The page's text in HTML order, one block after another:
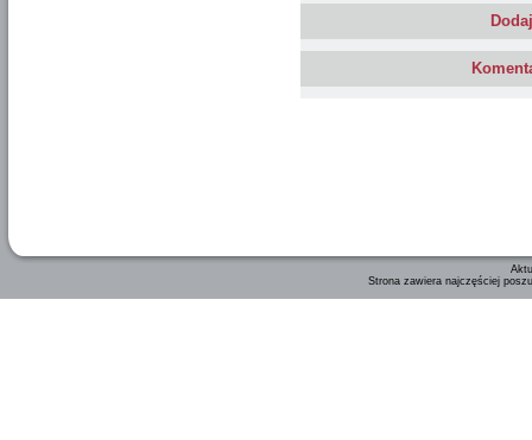
Strona zawiera najczęściej